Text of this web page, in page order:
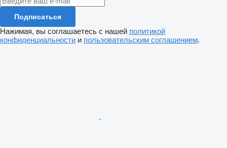
Подписаться
Нажимая, вы соглашаетесь с нашей политикой
конфиденциальности и пользовательским соглашением.